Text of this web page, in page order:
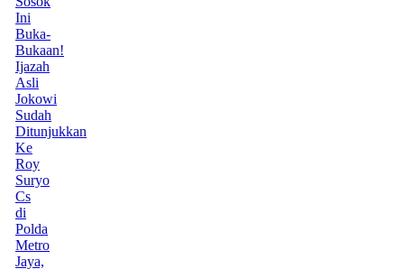
Ini
Buka-
Bukaan!
Ijazah
Asli
Jokowi
Sudah
Ditunjukkan
Ke
Roy
Suryo
Cs
di
Polda
Metro
Jaya,